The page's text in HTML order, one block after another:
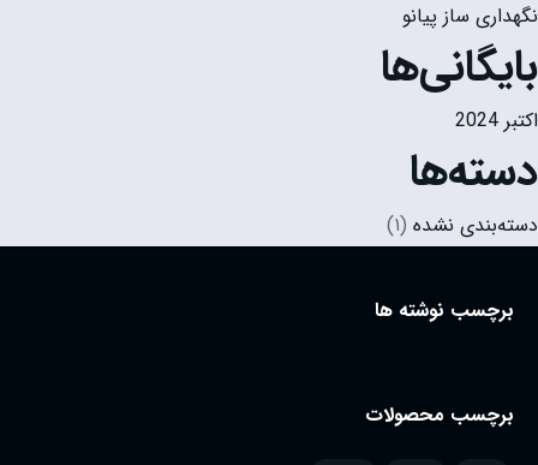
نگهداری ساز پیانو
بایگانی‌ها
اکتبر 2024
دسته‌ها
دسته‌بندی نشده (۱)
برچسب نوشته ها
برچسب محصولات